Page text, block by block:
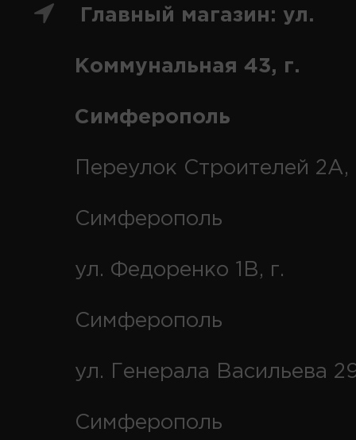
Главный магазин: ул.
Коммунальная 43, г.
Симферополь
Переулок Строителей 2А,
Симферополь
ул. Федоренко 1В, г.
Симферополь
ул. Генерала Васильева
Симферополь